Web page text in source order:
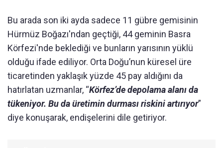
Bu arada son iki ayda sadece 11 gübre gemisinin
Hürmüz Boğazı'ndan geçtiği, 44 geminin Basra
Körfezi'nde beklediği ve bunların yarısının yüklü
olduğu ifade ediliyor. Orta Doğu’nun küresel üre
ticaretinden yaklaşık yüzde 45 pay aldığını da
hatırlatan uzmanlar, “Körfez’de depolama alanı da
tükeniyor. Bu da üretimin durması riskini artırıyor”
diye konuşarak, endişelerini dile getiriyor.